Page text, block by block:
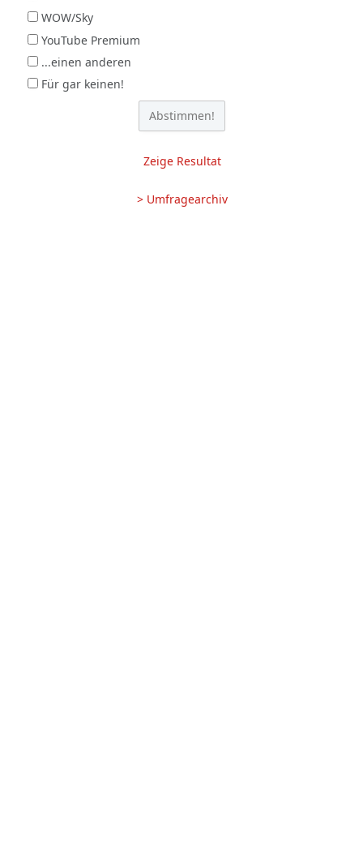
WOW/Sky
YouTube Premium
...einen anderen
Für gar keinen!
Zeige Resultat
> Umfragearchiv